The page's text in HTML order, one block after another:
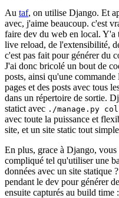
Au taf, on utilise Django. Et
avec, j'aime beaucoup. c'est
faire dev du web en local.
live reload, de l'extensibilité,
c'est pas fait pour générer du
J'ai donc bricolé un bout de
posts, ainsi qu'une
pages et des posts avec tous
dans un répertoire de sortie.
statict avec ./manage.py
avec toute la puissance et
site, et un site static tout
En plus, grace à Django,
compliqué tel qu'utiliser une
données avec un site statique
pendant le dev pour générer
ensuite capturés au build time